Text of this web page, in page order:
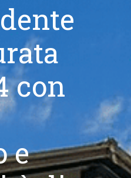
con
e